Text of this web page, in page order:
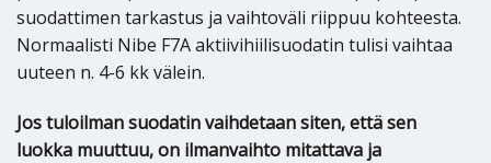
suodattimen tarkastus ja vaihtoväli riippuu kohteesta.
Normaalisti Nibe F7A aktiivihiilisuodatin tulisi vaihtaa
uuteen n. 4-6 kk välein.
Jos tuloilman suodatin vaihdetaan siten, että sen
luokka muuttuu, on ilmanvaihto mitattava ja